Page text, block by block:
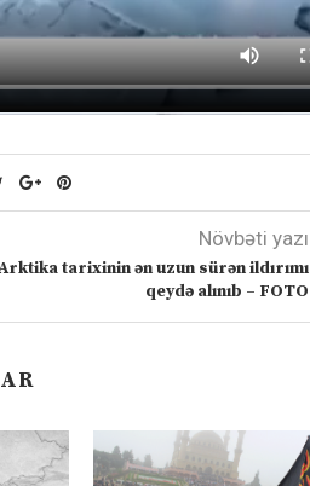
Növbəti yazı
tarixinin ən uzun sürən ildırımı
qeydə alınıb – FOTO